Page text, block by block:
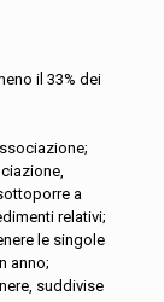
il 33% dei
a
relativi;
le singole
anno;
suddivise